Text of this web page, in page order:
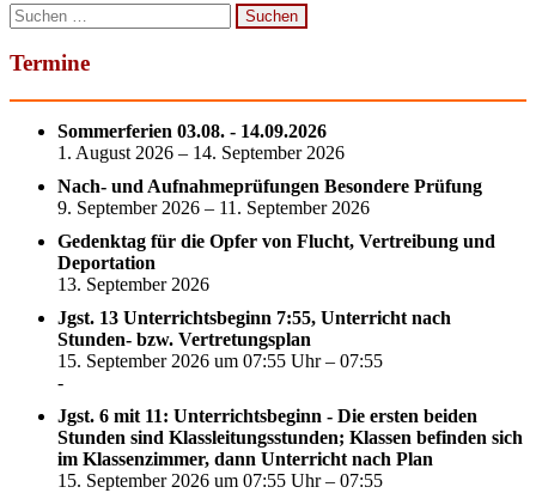
Suchen
nach:
Termine
Sommerferien 03.08. - 14.09.2026
1. August 2026 – 14. September 2026
Nach- und Aufnahmeprüfungen Besondere Prüfung
9. September 2026 – 11. September 2026
Gedenktag für die Opfer von Flucht, Vertreibung und
Deportation
13. September 2026
Jgst. 13 Unterrichtsbeginn 7:55, Unterricht nach
Stunden- bzw. Vertretungsplan
15. September 2026 um 07:55 Uhr – 07:55
-
Jgst. 6 mit 11: Unterrichtsbeginn - Die ersten beiden
Stunden sind Klassleitungsstunden; Klassen befinden sich
im Klassenzimmer, dann Unterricht nach Plan
15. September 2026 um 07:55 Uhr – 07:55